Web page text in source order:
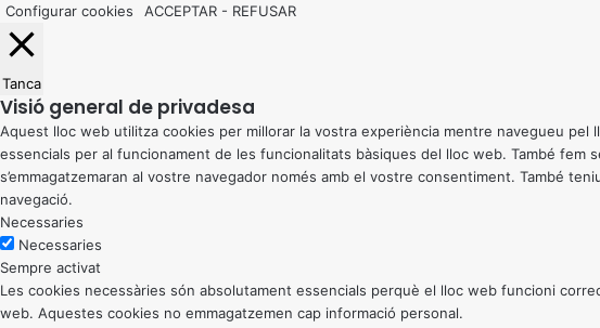
Configurar cookies
ACCEPTAR - REFUSAR
Tanca
Visió general de privadesa
Aquest lloc web utilitza cookies per millorar la vostra experiència mentre navegueu pel
essencials per al funcionament de les funcionalitats bàsiques del lloc web. També
s’emmagatzemaran al vostre navegador només amb el vostre consentiment. També
navegació.
Necessaries
Necessaries
Sempre activat
Les cookies necessàries són absolutament essencials perquè el lloc web funcioni
web. Aquestes cookies no emmagatzemen cap informació personal.